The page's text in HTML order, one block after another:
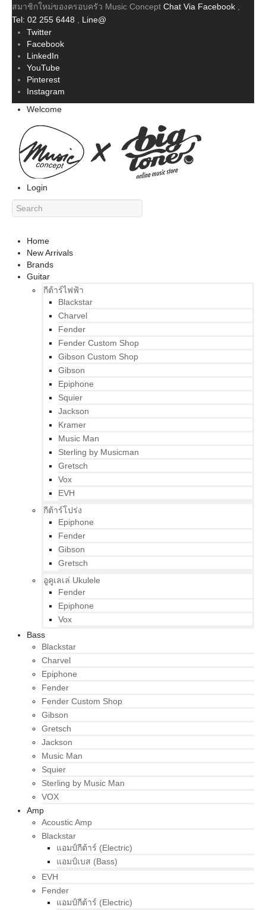
สมาชิกใหม่ของครอบครัว Music Concept Chat Via Facebook
Tel: 02 255 6448
Line@
Twitter
Facebook
LinkedIn
YouTube
Pinterest
Instagram
Welcome
Login
Home
New Arrivals
Brands
Guitar
กีต้าร์ไฟฟ้า
Blackstar
Charvel
Fender
Fender Custom Shop
Gibson Custom Shop
Gibson
Epiphone
Squier
Jackson
Kramer
Music Man
Sterling by Musicman
Gretsch
Vox
EVH
กีต้าร์โปร่ง
Epiphone
Fender
Gibson
Gretsch
อูคูเลเล่ Ukulele
Fender
Epiphone
Vox
Bass
Blackstar
Charvel
Epiphone
Fender
Fender Custom Shop
Gibson
Gretsch
Jackson
Music Man
Squier
Sterling by Music Man
VOX
Amp
Acoustic Amp
Blackstar
แอมป์กีต้าร์ (Electric)
แอมป์เบส (Bass)
EVH
Fender
แอมป์กีต้าร์ (Electric)